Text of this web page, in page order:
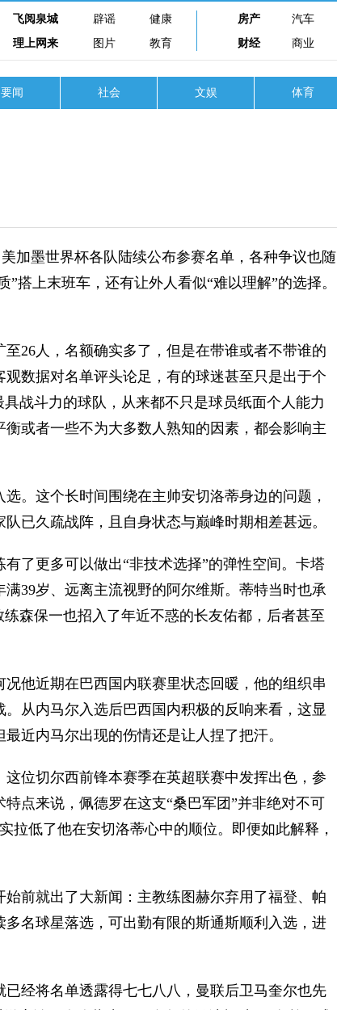
飞阅泉城 辟谣
健康
理上网来
图片 教育
房产 汽车
财经
商业
要闻 社会 文娱 体育
墨世界杯各队陆续公布参赛名单，各种争议也随
搭上末班车，还有让外人看似“难以理解”的选择。
26人，名额确实多了，但是在带谁或者不带谁的
数据对名单评头论足，有的球迷甚至只是出于个
战斗力的球队，从来都不只是球员纸面个人能力
或者一些不为大多数人熟知的因素，都会影响主
这个长时间围绕在主帅安切洛蒂身边的问题，
已久疏战阵，且自身状态与巅峰时期相差甚远。
更多可以做出“非技术选择”的弹性空间。卡塔
39岁、远离主流视野的阿尔维斯。蒂特当时也承
森保一也招入了年近不惑的长友佑都，后者甚至
近期在巴西国内联赛里状态回暖，他的组织串
从内马尔入选后巴西国内积极的反响来看，这显
近内马尔出现的伤情还是让人捏了把汗。
位切尔西前锋本赛季在英超联赛中发挥出色，参
点来说，佩德罗在这支“桑巴军团”并非绝对不可
拉低了他在安切洛蒂心中的顺位。即便如此解释，
前就出了大新闻：主教练图赫尔弃用了福登、帕
名球星落选，可出勤有限的斯通斯顺利入选，进
经将名单透露得七七八八，曼联后卫马奎尔也先